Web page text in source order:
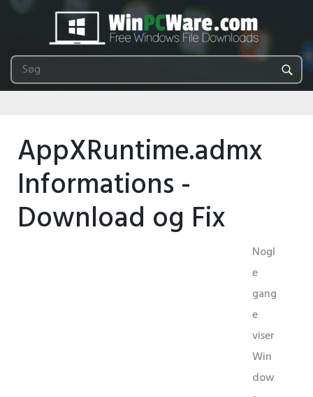
AppXRuntime.admx
Informations -
Download og Fix
Nogl
e
gang
e
viser
Win
dow